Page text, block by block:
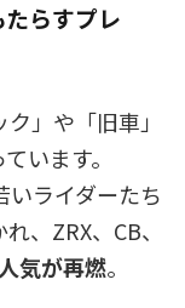
らすプレ
」や「旧車」
います。
いライダーたち
、ZRX、CB、
気が再燃。